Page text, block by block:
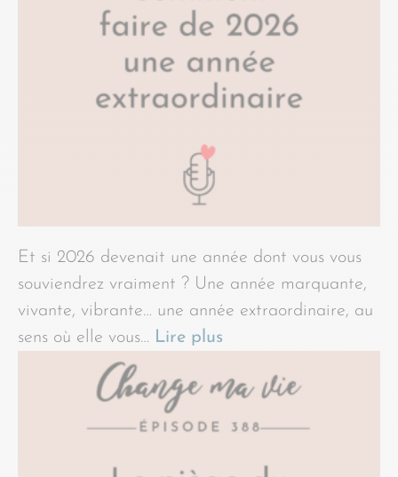
Et si 2026 devenait une année dont vous vous
souviendrez vraiment ? Une année marquante,
vivante, vibrante… une année extraordinaire, au
sens où elle vous… Lire plus